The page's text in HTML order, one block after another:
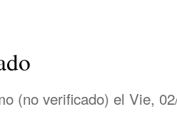
(no verificado) el Vie,